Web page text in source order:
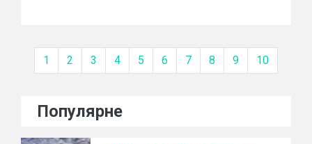
1 2 3 4 5 6 7 8 9 10
Популярне